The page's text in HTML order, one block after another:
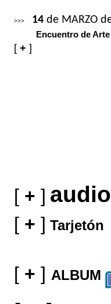
>>> 14 de MARZO
Encuentro de
[ + ]
[ + ] audio
[ + ] Tarjetón
[ + ] ALBUM